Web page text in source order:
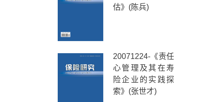
估》(陈兵)
20071224-《责任
心管理及其在寿
险企业的实践探
索》(张世才)